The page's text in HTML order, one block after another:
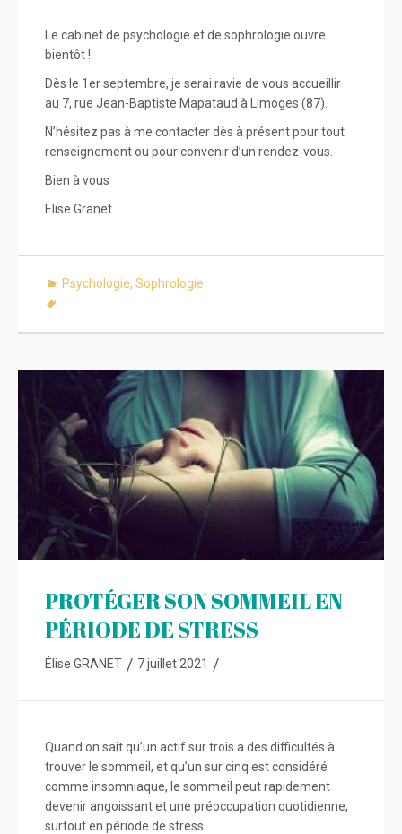
Le cabinet de psychologie et de sophrologie ouvre
bientôt !
Dès le 1er septembre, je serai ravie de vous accueillir
au 7, rue Jean-Baptiste Mapataud à Limoges (87).
N’hésitez pas à me contacter dès à présent pour tout
renseignement ou pour convenir d’un rendez-vous.
Bien à vous
Elise Granet
Psychologie, Sophrologie
PROTÉGER SON SOMMEIL EN
PÉRIODE DE STRESS
Élise GRANET / 7 juillet 2021 /
Quand on sait qu’un actif sur trois a des difficultés à
trouver le sommeil, et qu’un sur cinq est considéré
comme insomniaque, le sommeil peut rapidement
devenir angoissant et une préoccupation quotidienne,
surtout en période de stress.